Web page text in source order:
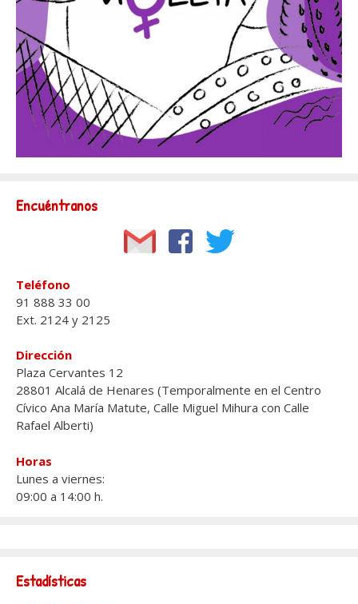
Encuéntranos
Teléfono
91 888 33 00
Ext. 2124 y 2125
Dirección
Plaza Cervantes 12
28801 Alcalá de Henares (Temporalmente en el Centro
Cívico Ana María Matute, Calle Miguel Mihura con Calle
Rafael Alberti)
Horas
Lunes a viernes:
09:00 a 14:00 h.
Estadísticas